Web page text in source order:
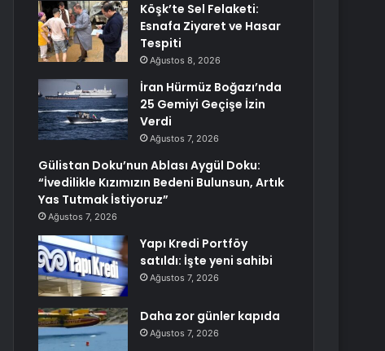
Köşk’te Sel Felaketi:
Esnafa Ziyaret ve Hasar
Tespiti
Ağustos 8, 2026
İran Hürmüz Boğazı’nda
25 Gemiyi Geçişe İzin
Verdi
Ağustos 7, 2026
Gülistan Doku’nun Ablası Aygül Doku:
“İvedilikle Kızımızın Bedeni Bulunsun, Artık
Yas Tutmak İstiyoruz”
Ağustos 7, 2026
Yapı Kredi Portföy
satıldı: İşte yeni sahibi
Ağustos 7, 2026
Daha zor günler kapıda
Ağustos 7, 2026